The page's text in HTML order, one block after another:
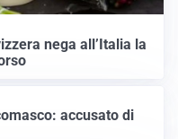
nega all’Italia la
accusato di